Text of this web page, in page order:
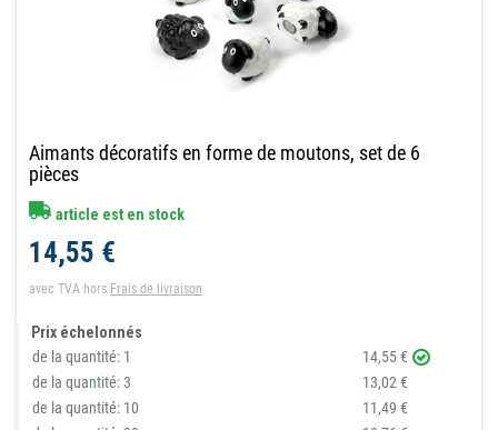
Aimants décoratifs en forme de moutons, set de 6
pièces
article est en stock
14,55 €
avec TVA hors Frais de livraison
Prix échelonnés
de la quantité: 1
14,55 €
de la quantité:3
13,02 €
de la quantité: 10
11,49 €